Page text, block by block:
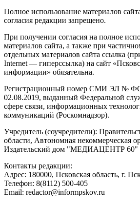
Полное использование материалов
согласия редакции запрещено.
При получении согласия на полное
материалов сайта, а также при
отдельных материалов сайта ссылка
Internet — гиперссылка) на сайт
информации» обязательна.
Регистрационный номер СМИ ЭЛ №
02.08.2019, выданный Федеральной
сфере связи, информационных
коммуникаций (Роскомнадзор).
Учредитель (соучредители):
области, Автономная некоммерческая
Издательский дом "МЕДИАЦЕНТР 60"
Контакты редакции:
Адреc: 180000, Псковская область, г.
Телефон: 8(8112) 500-405
Email: redactor@informpskov.ru